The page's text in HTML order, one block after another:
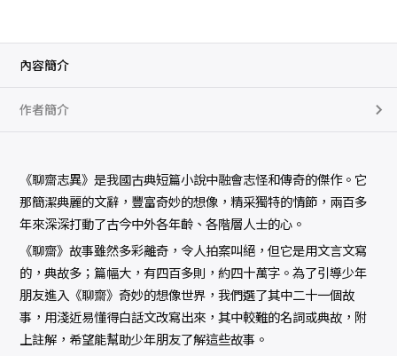
內容簡介
作者簡介
《聊齋志異》是我國古典短篇小說中融會志怪和傳奇的傑作。它
那簡潔典麗的文辭，豐富奇妙的想像，精采獨特的情節，兩百多
年來深深打動了古今中外各年齡、各階層人士的心。
《聊齋》故事雖然多彩離奇，令人拍案叫絕，但它是用文言文寫
的，典故多；篇幅大，有四百多則，約四十萬字。為了引導少年
朋友進入《聊齋》奇妙的想像世界，我們選了其中二十一個故
事，用淺近易懂得白話文改寫出來，其中較難的名詞或典故，附
上註解，希望能幫助少年朋友了解這些故事。